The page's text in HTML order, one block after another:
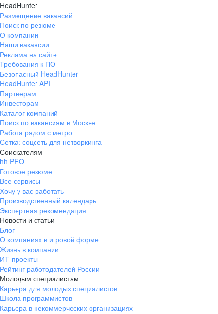
HeadHunter
Размещение вакансий
Поиск по резюме
О компании
Наши вакансии
Реклама на сайте
Требования к ПО
Безопасный HeadHunter
HeadHunter API
Партнерам
Инвесторам
Каталог компаний
Поиск по вакансиям в Москве
Работа рядом с метро
Сетка: соцсеть для нетворкинга
Соискателям
hh PRO
Готовое резюме
Все сервисы
Хочу у вас работать
Производственный календарь
Экспертная рекомендация
Новости и статьи
Блог
О компаниях в игровой форме
Жизнь в компании
ИТ-проекты
Рейтинг работодателей России
Молодым специалистам
Карьера для молодых специалистов
Школа программистов
Карьера в некоммерческих организациях